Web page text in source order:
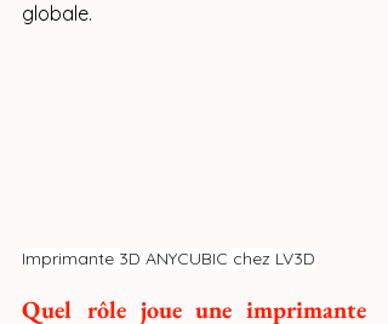
globale.
Imprimante 3D ANYCUBIC chez LV3D
Quel rôle joue une imprimante